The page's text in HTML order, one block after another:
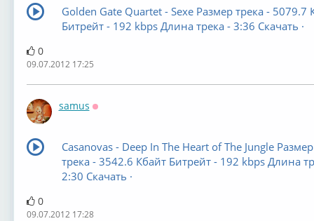
Golden Gate Quartet - Sexe Размер трека - 5079.7
Битрейт - 192 kbps Длина трека - 3:36 Скачать ·
0
09.07.2012 17:25
samus
Casanovas - Deep In The Heart of The Jungle Размер
трека - 3542.6 Кбайт Битрейт - 192 kbps Длина
2:30 Скачать ·
0
09.07.2012 17:28